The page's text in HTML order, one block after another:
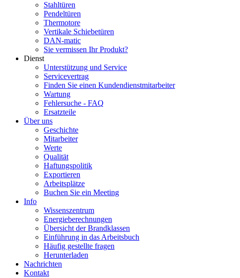
Stahltüren
Pendeltüren
Thermotore
Vertikale Schiebetüren
DAN-matic
Sie vermissen Ihr Produkt?
Dienst
Unterstützung und Service
Servicevertrag
Finden Sie einen Kundendienstmitarbeiter
Wartung
Fehlersuche - FAQ
Ersatzteile
Über uns
Geschichte
Mitarbeiter
Werte
Qualität
Haftungspolitik
Exportieren
Arbeitsplätze
Buchen Sie ein Meeting
Info
Wissenszentrum
Energieberechnungen
Übersicht der Brandklassen
Einführung in das Arbeitsbuch
Häufig gestellte fragen
Herunterladen
Nachrichten
Kontakt